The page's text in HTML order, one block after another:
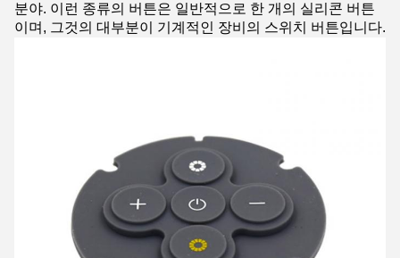
분야. 이런 종류의 버튼은 일반적으로 한 개의 실리콘 버튼
이며, 그것의 대부분이 기계적인 장비의 스위치 버튼입니다.